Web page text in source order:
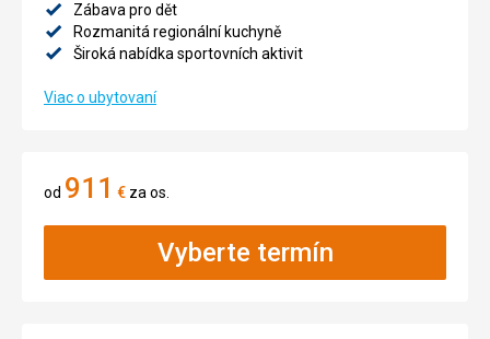
Zábava pro dět
Rozmanitá regionální kuchyně
Široká nabídka sportovních aktivit
Viac o ubytovaní
od 911 € za os.
Vyberte termín